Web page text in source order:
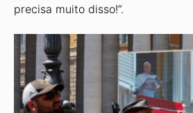
precisa muito disso!”.